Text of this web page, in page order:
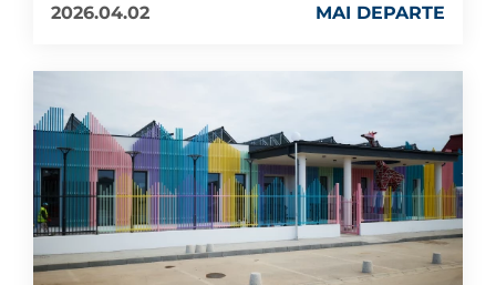
2026.04.02
MAI DEPARTE